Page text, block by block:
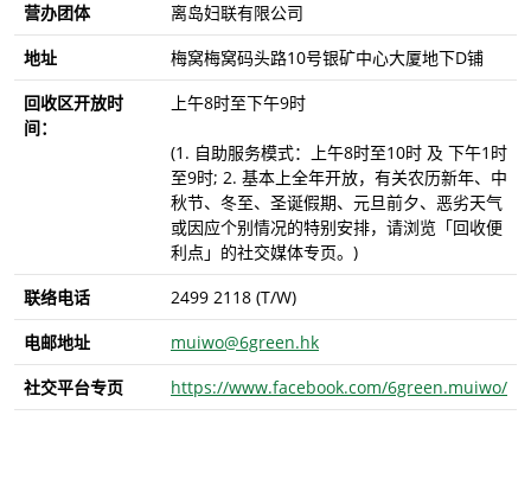
营办团体
离岛妇联有限公司
地址
梅窝梅窝码头路10号银矿中心大厦地下D铺
回收区开放时
间：
上午8时至下午9时
(1. 自助服务模式：上午8时至10时 及 下午1时
至9时; 2. 基本上全年开放，有关农历新年、中
秋节、冬至、圣诞假期、元旦前夕、恶劣天气
或因应个别情况的特别安排，请浏览「回收便
利点」的社交媒体专页。)
联络电话
2499 2118 (T/W)
电邮地址
muiwo@6green.hk
社交平台专页
https://www.facebook.com/6green.muiwo/